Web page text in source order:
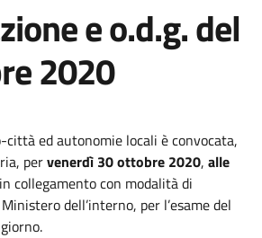
e o.d.g. del
2020
città ed autonomie locali è convocata,
pervenerdì 30 ottobre 2020, alle
collegamento con modalità di
dell’interno, per l’esame del